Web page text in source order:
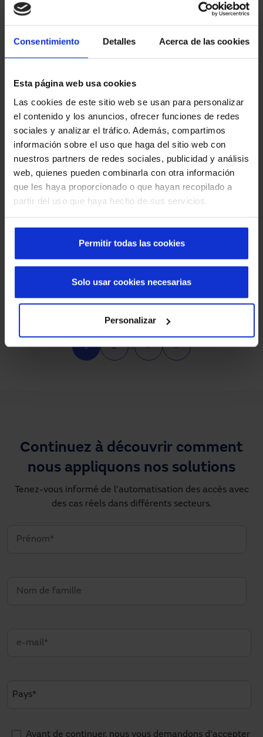
Consentimiento Detalles Acerca de las cookies
Esta página web usa cookies
Las cookies de este sitio web se usan para personalizar
el contenido y los anuncios, ofrecer funciones de redes
sociales y analizar el tráfico. Además, compartimos
información sobre el uso que haga del sitio web con
nuestros partners de redes sociales, publicidad y análisis
web, quienes pueden combinarla con otra información
que les haya proporcionado o que hayan recopilado a
partir del uso que haya hecho de sus servicios.
Permitir todas las cookies
Personalizar
Solo usar cookies necesarias
Efficacité et design dans les centres
d'affaires grâce aux portes automatiques
Portes coulissantes hermétiques pour un
hôpital de référence internationale
Pagination
Page courante
1
Page
2
…
Next page
›
Dernière page
»
Continuez à découvrir comment
nous appliquons nos solutions
Tenez-vous informé de l'automatisation des accès avec
des cas réels dans différents secteurs.
Avant de continuer, nous vous demandons d'accepter